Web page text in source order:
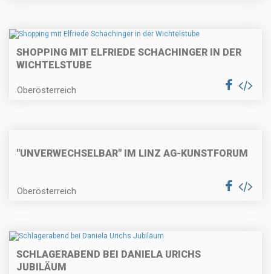
SHOPPING MIT ELFRIEDE SCHACHINGER IN DER
WICHTELSTUBE
Oberösterreich
"UNVERWECHSELBAR" IM LINZ AG-KUNSTFORUM
Oberösterreich
SCHLAGERABEND BEI DANIELA URICHS
JUBILÄUM